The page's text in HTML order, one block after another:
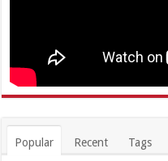
Popular Recent Tags